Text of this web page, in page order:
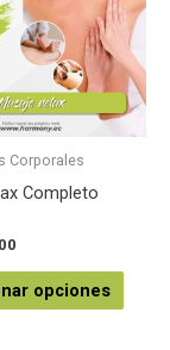
Corporales
Completo
opciones